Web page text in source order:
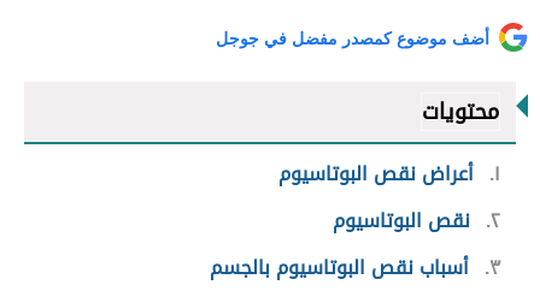
أضف موضوع كمصدر مفضل في جوجل
محتويات
١ أعراض نقص البوتاسيوم
٢ نقص البوتاسيوم
٣ أسباب نقص البوتاسيوم بالجسم